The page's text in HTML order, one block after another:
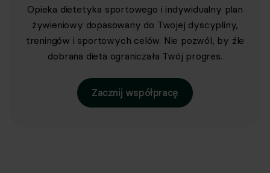
Opieka dietetyka sportowego i indywidualny plan
żywieniowy dopasowany do Twojej dyscypliny,
treningów i sportowych celów. Nie pozwól, by źle
dobrana dieta ograniczała Twój progres.
Zacznij współpracę